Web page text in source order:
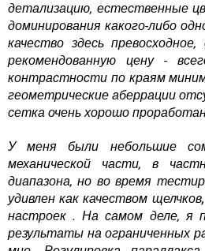
детализацию, естественные
доминирования какого-либо
качество здесь превосходное,
рекомендованную цену -
контрастности по краям
геометрические аберрации
сетка очень хорошо
У меня были небольшие
механической части, в
диапазона, но во время
удивлен как качеством
настроек. На самом деле, я
результаты на ограниченных